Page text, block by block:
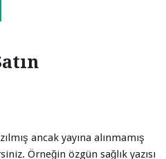
ancak yayına alınmamış
Örneğin özgün sağlık yazısı